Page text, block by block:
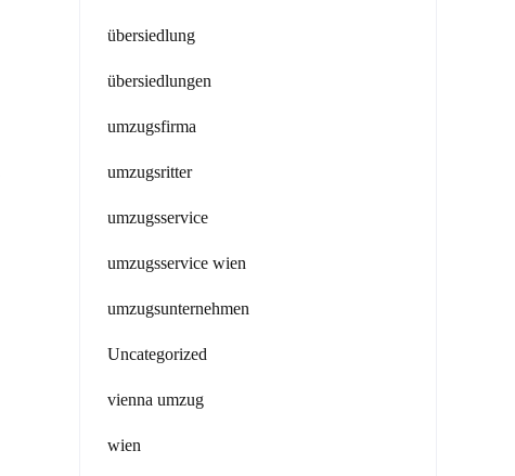
übersiedlung
übersiedlungen
umzugsfirma
umzugsritter
umzugsservice
umzugsservice wien
umzugsunternehmen
Uncategorized
vienna umzug
wien